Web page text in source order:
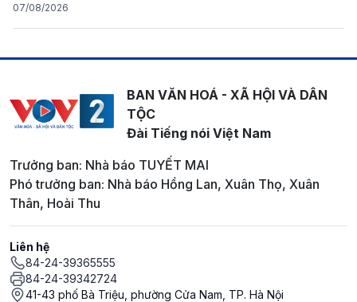
07/08/2026
BAN VĂN HOÁ - XÃ HỘI VÀ DÂN
TỘC
Đài Tiếng nói Việt Nam
Trưởng ban: Nhà báo TUYẾT MAI
Phó trưởng ban: Nhà báo Hồng Lan, Xuân Thọ, Xuân
Thân, Hoài Thu
Liên hệ
84-24-39365555
84-24-39342724
41-43 phố Bà Triệu, phường Cửa Nam, TP. Hà Nội